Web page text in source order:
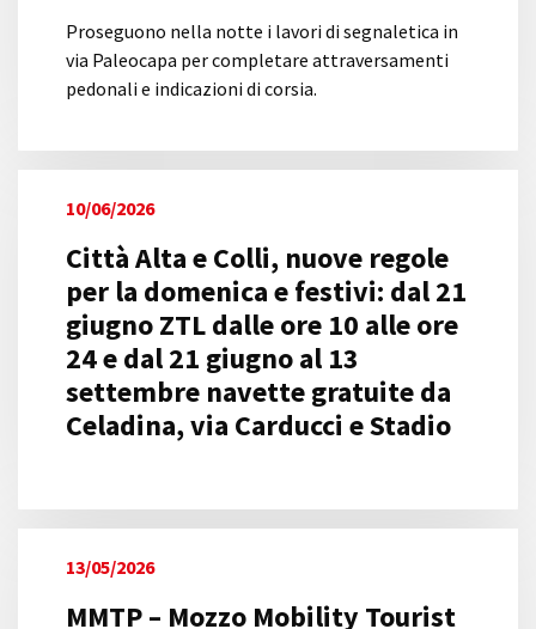
Proseguono nella notte i lavori di segnaletica in
via Paleocapa per completare attraversamenti
pedonali e indicazioni di corsia.
10/06/2026
Città Alta e Colli, nuove regole
per la domenica e festivi: dal 21
giugno ZTL dalle ore 10 alle ore
24 e dal 21 giugno al 13
settembre navette gratuite da
Celadina, via Carducci e Stadio
13/05/2026
MMTP – Mozzo Mobility Tourist